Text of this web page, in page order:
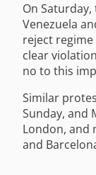
On
Venezuela
reject regime
clear
no to this
Similar
Sunday, and
London, and
and